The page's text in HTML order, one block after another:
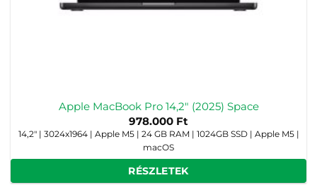
Apple MacBook Pro 14,2″ (2025) Space
978.000 Ft
14,2" | 3024x1964 | Apple M5 | 24 GB RAM | 1024GB SSD | Apple M5 |
macOS
RÉSZLETEK